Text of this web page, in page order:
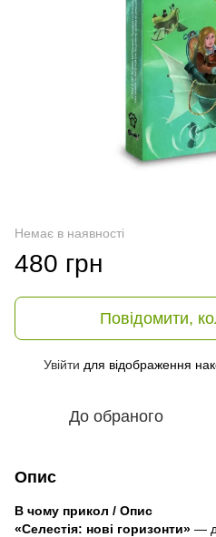
Немає в наявності
480 грн
Повідомити,
Увійти для відображення
До обраного
Опис
В чому прикол / Опис
«Селестія: нові горизонти» —